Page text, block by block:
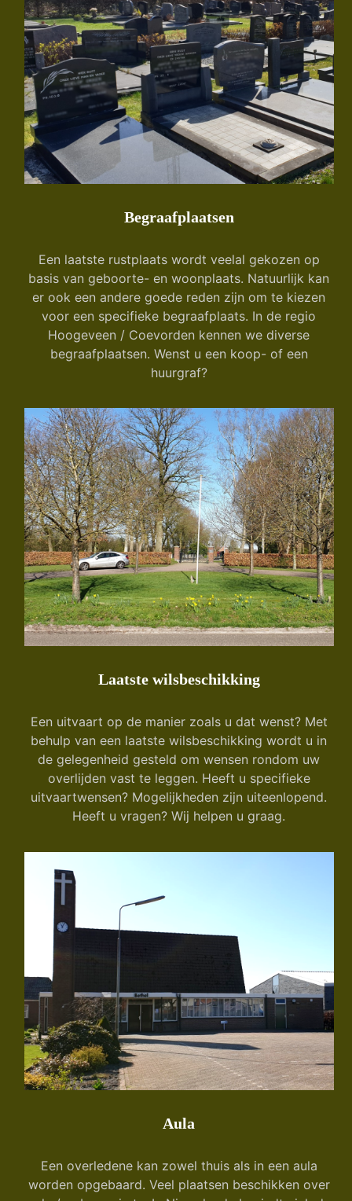
Begraafplaatsen
Een laatste rustplaats wordt veelal gekozen op
basis van geboorte- en woonplaats. Natuurlijk kan
er ook een andere goede reden zijn om te kiezen
voor een specifieke begraafplaats. In de regio
Hoogeveen / Coevorden kennen we diverse
begraafplaatsen. Wenst u een koop- of een
huurgraf?
Laatste wilsbeschikking
Een uitvaart op de manier zoals u dat wenst? Met
behulp van een laatste wilsbeschikking wordt u in
de gelegenheid gesteld om wensen rondom uw
overlijden vast te leggen. Heeft u specifieke
uitvaartwensen? Mogelijkheden zijn uiteenlopend.
Heeft u vragen? Wij helpen u graag.
Aula
Een overledene kan zowel thuis als in een aula
worden opgebaard. Veel plaatsen beschikken over